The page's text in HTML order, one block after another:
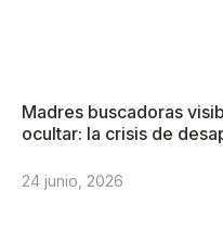
Madres buscadoras
ocultar: la crisis de
24 junio, 2026